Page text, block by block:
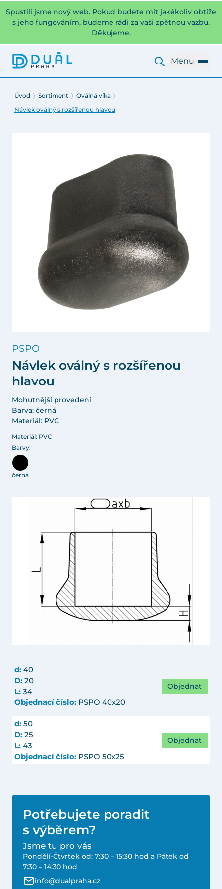
Spustili jsme nový web. Pokud budete mít jakékoliv obtíže
s jeho fungováním, budeme rádi za vaši zpětnou vazbu.
Děkujeme.
Menu
Úvod Sortiment
Oválná víka
Návlek oválný s rozšířenou hlavou
PSPO
Návlek oválný s rozšířenou
hlavou
Mohutnější provedení
Barva: černá
Materiál: PVC
Materiál: PVC
Barvy:
černá
d: 40
D: 20
L: 34
Objednací číslo: PSPO 40x20
Objednat
d: 50
D: 25
L: 43
Objednací číslo: PSPO 50x25
Objednat
Potřebujete poradit
s výběrem?
Jsme tu pro vás
Pondělí-Čtvrtek od: 7:30 – 15:30 hod a Pátek od
7:30 – 14:30 hod
info@dualpraha.cz